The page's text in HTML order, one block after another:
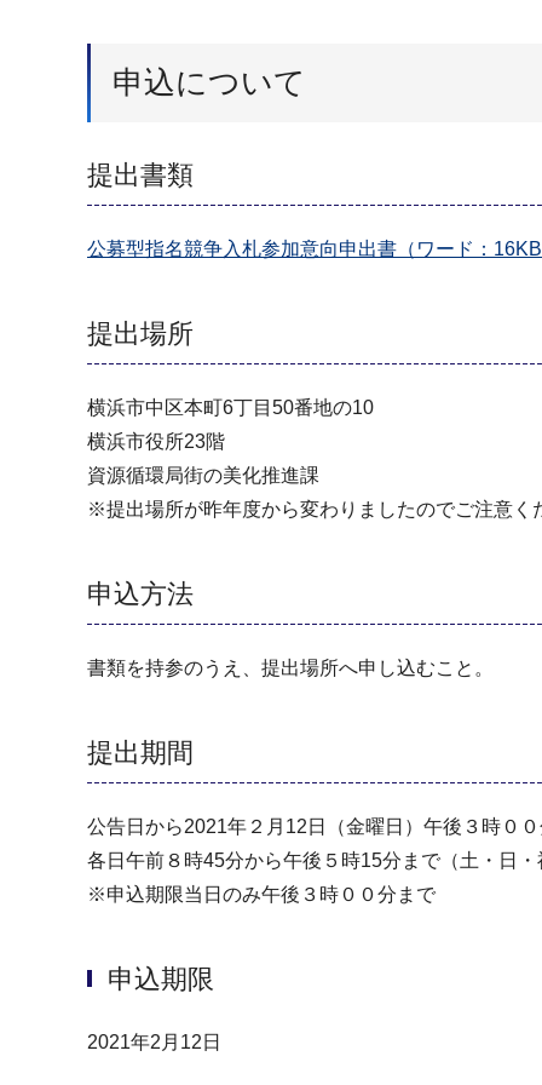
申込について
提出書類
公募型指名競争入札参加意向申出書（ワード：16KB
提出場所
横浜市中区本町6丁目50番地の10
横浜市役所23階
資源循環局街の美化推進課
※提出場所が昨年度から変わりましたのでご注意く
申込方法
書類を持参のうえ、提出場所へ申し込むこと。
提出期間
公告日から2021年２月12日（金曜日）午後３時０
各日午前８時45分から午後５時15分まで（⼟・⽇・
※申込期限当日のみ午後３時００分まで
申込期限
2021年2月12日